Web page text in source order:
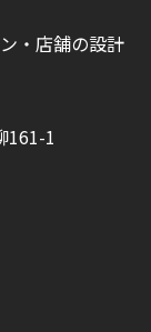
・店舗の設計
161-1